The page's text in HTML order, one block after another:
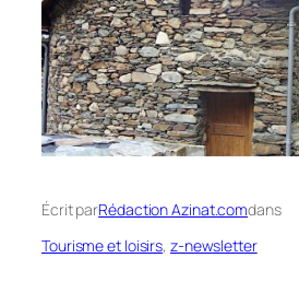
Écrit parRédaction Azinat.comdans
Tourisme et loisirs, z-newsletter